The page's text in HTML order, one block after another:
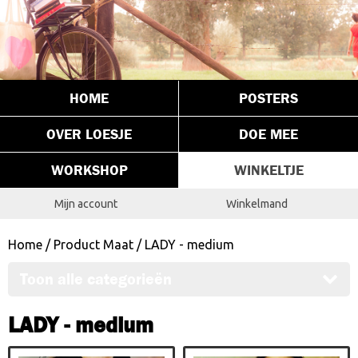
HOME POSTERS
OVER LOESJE DOE MEE
WORKSHOP WINKELTJE
Mijn account Winkelmand
Home / Product Maat / LADY - medium
LADY - medium
Dit
Dit